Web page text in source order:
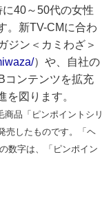
40～50代の女性
。新TV-CMに合わ
ジン＜カミわざ＞
）や、自社の
コンテンツを拡充
を図ります。
品「ピンポイントシリ
売したものです。「ヘ
数字は、「ピンポイン